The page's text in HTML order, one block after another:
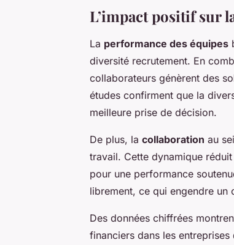
L’impact positif sur
La performance des équipes
diversité recrutement. En
collaborateurs génèrent des
études confirment que la
meilleure prise de décision.
De plus, la collaboration au
travail. Cette dynamique
pour une performance
librement, ce qui engendre
Des données chiffrées
financiers dans les